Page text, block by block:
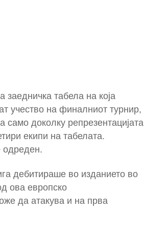
табела на која
учество на финалниот турнир,
доколку репрезентацијата
екипи на табелата.
одреден.
дебитираше во изданието во
ова европско
да атакува и на прва